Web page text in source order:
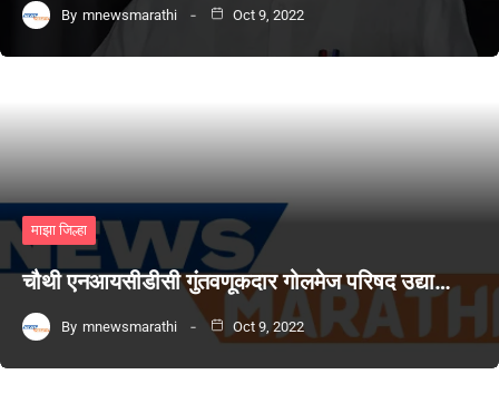
By mnewsmarathi Oct 9, 2022
माझा जिल्हा
चौथी एनआयसीडीसी गुंतवणूकदार गोलमेज परिषद उद्या…
By mnewsmarathi Oct 9, 2022